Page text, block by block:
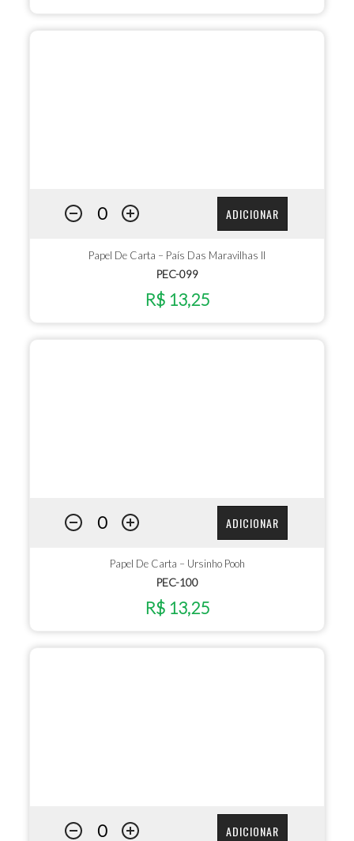
ADICIONAR
Papel De Carta – País Das Maravilhas II
PEC-099
R$ 13,25
ADICIONAR
Papel De Carta – Ursinho Pooh
PEC-100
R$ 13,25
ADICIONAR